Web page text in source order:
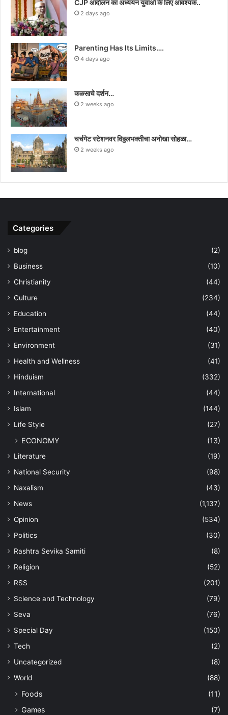
CJP आंदोलन का अध्ययन युवाओं के लिए आवश्यक..
2 days ago
Parenting Has Its Limits….
4 days ago
कळसाचे दर्शन…
2 weeks ago
चर्चगेट स्टेशनवर विठ्ठलभक्तीचा अनोखा सोहळा…
2 weeks ago
Categories
blog
(2)
Business
(10)
Christianity
(44)
Culture
(234)
Education
(44)
Entertainment
(40)
Environment
(31)
Health and Wellness
(41)
Hinduism
(332)
International
(44)
Islam
(144)
Life Style
(27)
ECONOMY (13)
Literature
(19)
National Security
(98)
Naxalism
(43)
News
(1,137)
Opinion
(534)
Politics
(30)
Rashtra Sevika Samiti
(8)
Religion
(52)
RSS
(201)
Science and Technology
(79)
Seva
(76)
Special Day
(150)
Tech
(2)
Uncategorized
(8)
World
(88)
Foods
(11)
Games
(7)